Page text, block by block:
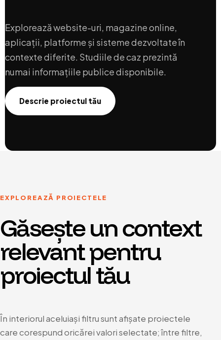
Explorează website-uri, magazine online,
aplicații, platforme și sisteme dezvoltate în
contexte diferite. Studiile de caz prezintă
numai informațiile publice disponibile.
Descrie proiectul tău
EXPLOREAZĂ PROIECTELE
Găsește un context
relevant pentru
proiectul tău
În interiorul aceluiași filtru sunt afișate proiectele
care corespund oricărei valori selectate; între filtre,